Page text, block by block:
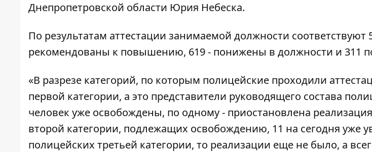
Днепропетровской области Юрия Небеска.
По результатам аттестации занимаемой должности соответствуют
рекомендованы к повышению, 619 - понижены в должности и 311
«В разрезе категорий, по которым полицейские проходили
первой категории, а это представители руководящего состава
человек уже освобождены, по одному - приостановлена
второй категории, подлежащих освобождению, 11 на сегодня уже
полицейских третьей категории, то реализации еще не было, а